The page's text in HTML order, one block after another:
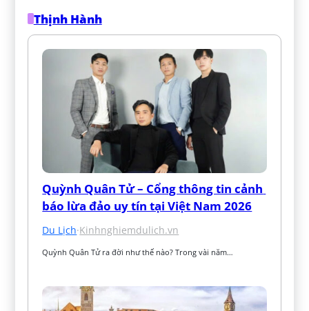
Thịnh Hành
Quỳnh Quân Tử – Cổng thông tin cảnh
báo lừa đảo uy tín tại Việt Nam 2026
Du Lịch·Kinhnghiemdulich.vn
Quỳnh Quân Tử ra đời như thế nào? Trong vài năm…